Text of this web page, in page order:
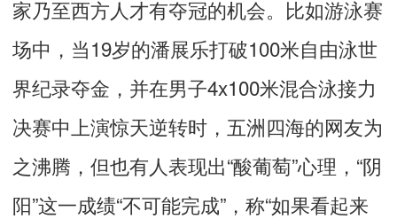
家乃至西方人才有夺冠的机会。比如游泳赛
场中，当19岁的潘展乐打破100米自由泳世
界纪录夺金，并在男子4x100米混合泳接力
决赛中上演惊天逆转时，五洲四海的网友为
之沸腾，但也有人表现出“酸葡萄”心理，“阴
阳”这一成绩“不可能完成”，称“如果看起来